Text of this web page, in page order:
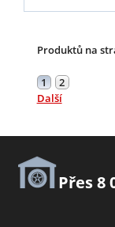
Produktů na
1
2
Další
Přes 8